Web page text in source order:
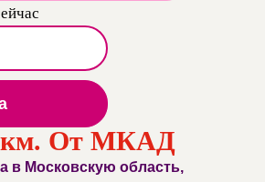
км. От МКАД
в Московскую область,